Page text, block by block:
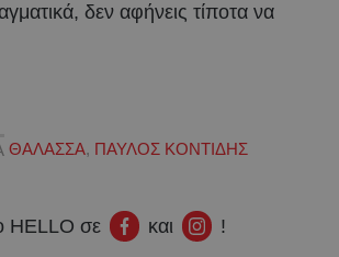
δεν αφήνεις τίποτα να
ΘΑΛΑΣΣΑ, ΠΑΥΛΟΣ ΚΟΝΤΙΔΗΣ
HELLO σε και !